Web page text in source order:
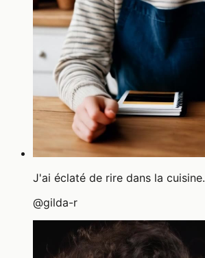
J'ai éclaté de rire dans la cuisine.
@gilda-r